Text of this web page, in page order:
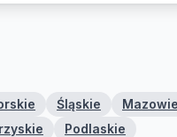
Śląskie
Podlaskie